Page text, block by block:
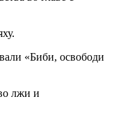
«Биби, освободи
лжи и